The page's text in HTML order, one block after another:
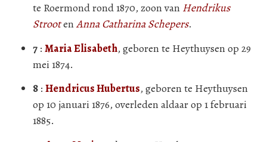
te Roermond rond 1870, zoon van Hendrikus
StrootenAnna Catharina Schepers.
7 : Maria Elisabeth, geboren te Heythuysen op 29
mei 1874.
8 : Hendricus Hubertus, geboren te Heythuysen
op 10 januari 1876, overleden aldaar op 1 februari
1885.